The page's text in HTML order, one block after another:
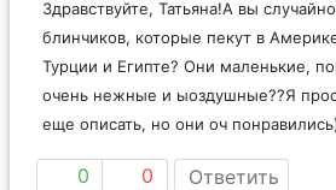
Здравствуйте, Татьяна!А вы
блинчиков, которые пекут в
Турции и Египте? Они маленькие,
очень нежные и ыоздушные??Я
еще описать, но они оч
0 0 Ответить